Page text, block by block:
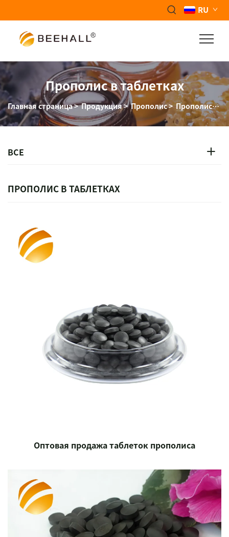
RU
Прополис в таблетках
Главная страница>Продукция>Прополис>Прополисные таблетки
ВСЕ
ПРОПОЛИС В ТАБЛЕТКАХ
Оптовая продажа таблеток прополиса